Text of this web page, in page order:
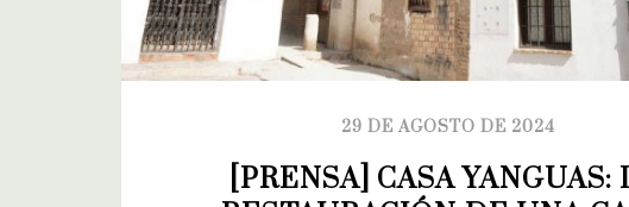
29 DE AGOSTO DE 2024
[PRENSA] CASA YANGUAS: